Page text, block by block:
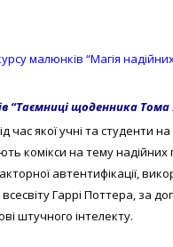
малюнків “Магія
“Таємниці щоденника Тома
час якої учні та студенти на
комікси на тему надійних
автентифікації,
Гаррі Поттера, за
штучного інтелекту.